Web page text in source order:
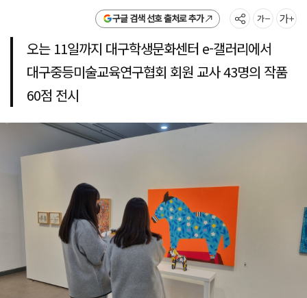
구글 검색 선호 출처로 추가
오는 11일까지 대구학생문화센터 e-갤러리에서
대구중등미술교육연구협회 회원 교사 43명의 작품
60점 전시